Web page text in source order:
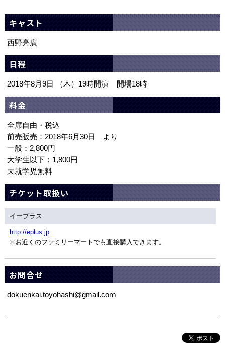
キャスト
西野亮廣
日程
2018年8月9日 （木）19時開演 開場18時
料金
全席自由・税込
前売販売：2018年6月30日 より
一般：2,800円
大学生以下：1,800円
未就学児無料
チケット取扱い
イープラス
http://eplus.jp
※お近くのファミリーマートでも直接購入できます。
お問合せ
dokuenkai.toyohashi@gmail.com